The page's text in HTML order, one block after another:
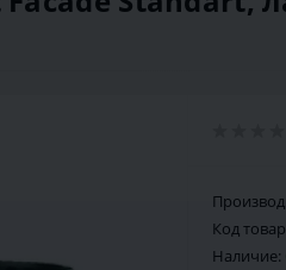
Код
Наличие: